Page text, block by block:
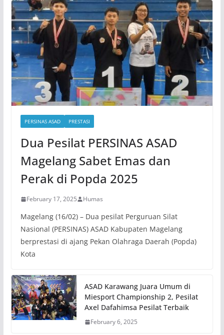
PERSINAS ASAD PRESTASI
Dua Pesilat PERSINAS ASAD
Magelang Sabet Emas dan
Perak di Popda 2025
February 17, 2025 Humas
Magelang (16/02) – Dua pesilat Perguruan Silat
Nasional (PERSINAS) ASAD Kabupaten Magelang
berprestasi di ajang Pekan Olahraga Daerah (Popda)
Kota
ASAD Karawang Juara Umum di
Miesport Championship 2, Pesilat
Axel Dafahimsa Pesilat Terbaik
February 6, 2025